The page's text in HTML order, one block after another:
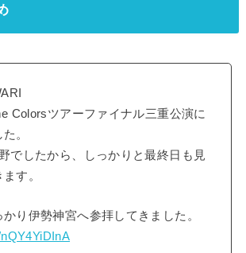
Colorsツアーファイナル三重公演に
。
でしたから、しっかりと最終日も見
す。
り伊勢神宮へ参拝してきました。